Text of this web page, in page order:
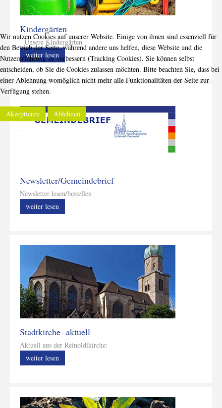
Kindergärten
Unsere Kindergärten
weiter lesen
Newsletter/Gemeindebrief
Newsletter lesen/bestellen
weiter lesen
Stadtkirche -aktuell
Aktuell aus der Reinoldikirche:
weiter lesen
Wir nutzen Cookies auf unserer Website. Einige von ihnen sind essenziell für
den Betrieb der Seite, während andere uns helfen, diese Website und die
Nutzererfahrung zu verbessern (Tracking Cookies). Sie können selbst
entscheiden, ob Sie die Cookies zulassen möchten. Bitte beachten Sie, dass bei
einer Ablehnung womöglich nicht mehr alle Funktionalitäten der Seite zur
Verfügung stehen.
Akzeptieren Ablehnen